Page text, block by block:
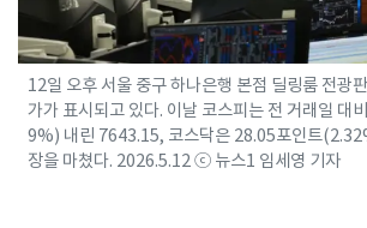
12일 오후 서울 중구 하나은행 본점 딜링룸 전광
가가 표시되고 있다. 이날 코스피는 전 거래일 대
9%) 내린 7643.15, 코스닥은 28.05포인트
장을 마쳤다. 2026.5.12 ⓒ 뉴스1 임세영 기자